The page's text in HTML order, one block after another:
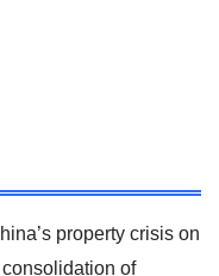
property crisis on
of